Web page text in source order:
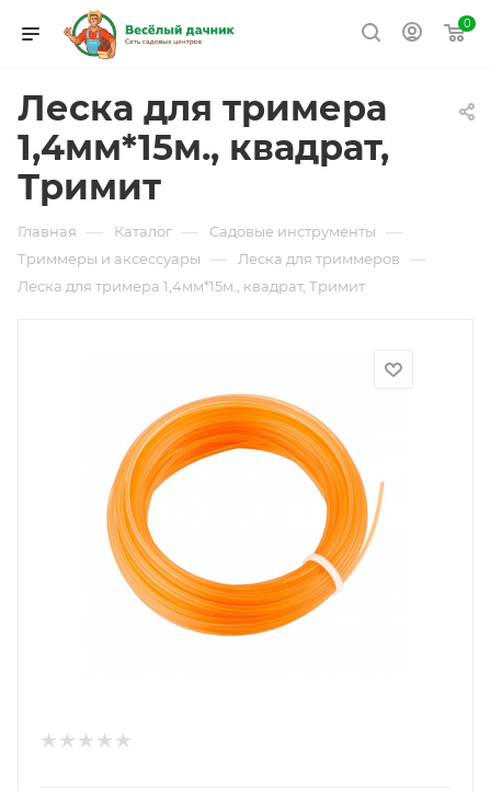
0
Леска для тримера
1,4мм*15м., квадрат,
Тримит
Главная — Каталог — Садовые инструменты —
Триммеры и аксессуары — Леска для триммеров —
Леска для тримера 1,4мм*15м., квадрат, Тримит